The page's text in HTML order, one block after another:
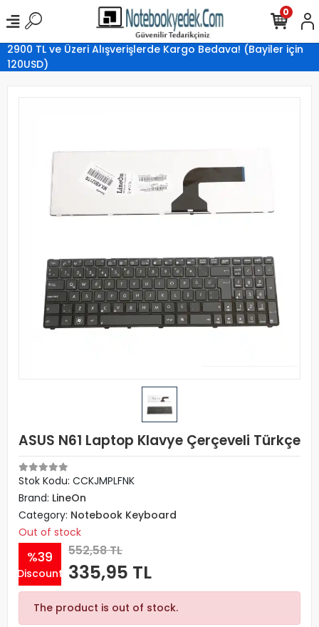
2900 TL ve Üzeri Alışverişlerde Kargo Bedava! (Bayiler için
120USD)
0
ASUS N61 Laptop Klavye Çerçeveli Türkçe
Stok Kodu: CCKJMPLFNK
Brand: LineOn
Category: Notebook Keyboard
Out of stock
%39
Discount
552,58 TL
335,95 TL
The product is out of stock.